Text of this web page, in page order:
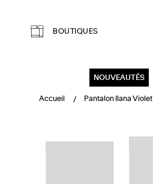
BOUTIQUES
NOUVEAUTÉS
Accueil Pantalon Ilana Violet